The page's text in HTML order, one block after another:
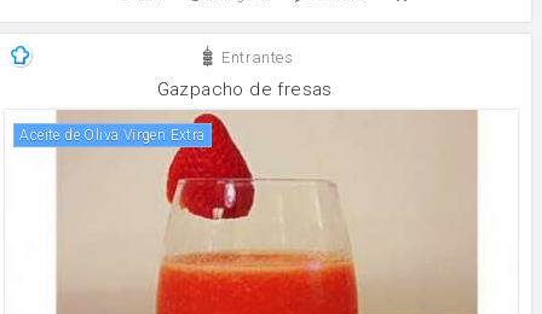
Entrantes
Gazpacho de fresas
Aceite de Oliva Virgen Extra